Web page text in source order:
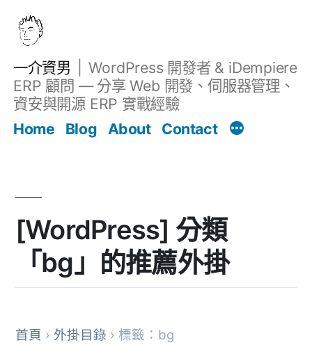
一介資男
WordPress 開發者 & iDempiere
ERP 顧問 — 分享 Web 開發、伺服器管理、
資安與開源 ERP 實戰經驗
Home
Blog About Contact
[WordPress] 分類
「bg」的推薦外掛
首頁 › 外掛目錄 › 標籤：bg
文章 Filter